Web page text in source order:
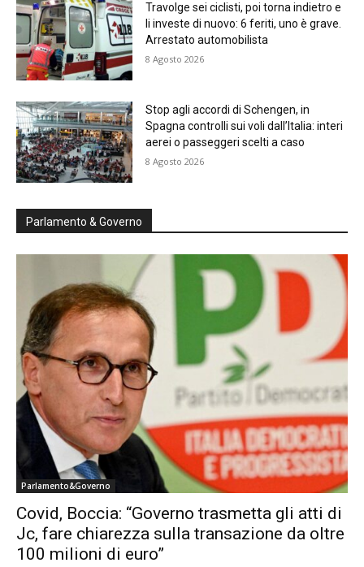
Travolge sei ciclisti, poi torna indietro e
li investe di nuovo: 6 feriti, uno è grave.
Arrestato automobilista
8 Agosto 2026
Stop agli accordi di Schengen, in
Spagna controlli sui voli dall’Italia: interi
aerei o passeggeri scelti a caso
8 Agosto 2026
Parlamento & Governo
Parlamento&Governo
Covid, Boccia: “Governo trasmetta gli atti di
Jc, fare chiarezza sulla transazione da oltre
100 milioni di euro”